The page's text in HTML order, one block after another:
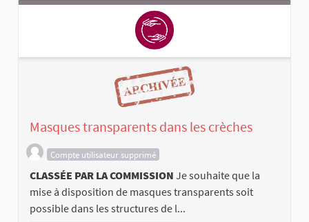
Masques transparents dans les crèches
Compte utilisateur supprimé
CLASSÉE PAR LA COMMISSION Je souhaite que la
mise à disposition de masques transparents soit
possible dans les structures de l...